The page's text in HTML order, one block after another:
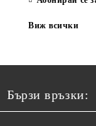
Виж всички
Бързи връзки: